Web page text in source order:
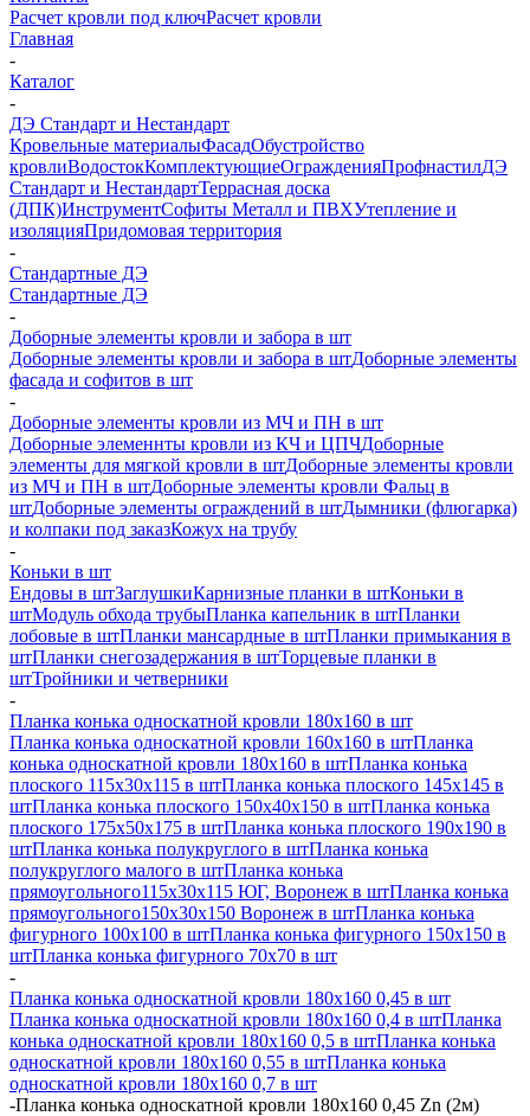
Расчет кровли под ключРасчет кровли
Главная
-
Каталог
-
ДЭ Стандарт и Нестандарт
Кровельные материалыФасадОбустройство
кровлиВодостокКомплектующиеОгражденияПрофнастилДЭ
Стандарт и НестандартТеррасная доска
(ДПК)ИнструментСофиты Металл и ПВХУтепление и
изоляцияПридомовая территория
-
Стандартные ДЭ
Стандартные ДЭ
-
Доборные элементы кровли и забора в шт
Доборные элементы кровли и забора в штДоборные элементы
фасада и софитов в шт
-
Доборные элементы кровли из МЧ и ПН в шт
Доборные элеменнты кровли из КЧ и ЦПЧДоборные
элементы для мягкой кровли в штДоборные элементы кровли
из МЧ и ПН в штДоборные элементы кровли Фальц в
штДоборные элементы ограждений в штДымники (флюгарка)
и колпаки под заказКожух на трубу
-
Коньки в шт
Ендовы в штЗаглушкиКарнизные планки в штКоньки в
штМодуль обхода трубыПланка капельник в штПланки
лобовые в штПланки мансардные в штПланки примыкания в
штПланки снегозадержания в штТорцевые планки в
штТройники и четверники
-
Планка конька односкатной кровли 180х160 в шт
Планка конька односкатной кровли 160х160 в штПланка
конька односкатной кровли 180х160 в штПланка конька
плоского 115х30х115 в штПланка конька плоского 145х145 в
штПланка конька плоского 150х40х150 в штПланка конька
плоского 175х50х175 в штПланка конька плоского 190х190 в
штПланка конька полукруглого в штПланка конька
полукруглого малого в штПланка конька
прямоугольного115х30х115 ЮГ, Воронеж в штПланка конька
прямоугольного150х30х150 Воронеж в штПланка конька
фигурного 100x100 в штПланка конька фигурного 150x150 в
штПланка конька фигурного 70x70 в шт
-
Планка конька односкатной кровли 180х160 0,45 в шт
Планка конька односкатной кровли 180х160 0,4 в штПланка
конька односкатной кровли 180х160 0,5 в штПланка конька
односкатной кровли 180х160 0,55 в штПланка конька
односкатной кровли 180х160 0,7 в шт
-Планка конька односкатной кровли 180x160 0,45 Zn (2м)